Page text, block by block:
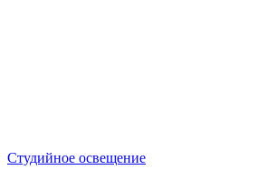
Студийное освещение